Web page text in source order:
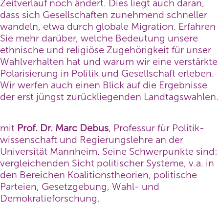
Zeitverlauf noch ändert. Dies liegt auch daran,
dass sich Gesellschaften zunehmend schneller
wandeln, etwa durch globale Migration. Erfahren
Sie mehr darüber, welche Bedeutung unsere
ethnische und religiöse Zugehörigkeit für unser
Wahlverhalten hat und warum wir eine verstärkte
Polarisierung in Politik und Gesellschaft erleben.
Wir werfen auch einen Blick auf die Ergebnisse
der erst jüngst zurückliegenden Landtagswahlen.
mit Prof. Dr. Marc Debus, Professur für Politik­
wissenschaft und Regierungs­lehre an der
Universität Mannheim. Seine Schwerpunkte sind:
vergleich­enden Sicht politischer Systeme, v.a. in
den Bereichen Koalitions­theorien, politische
Parteien, Gesetzgebung, Wahl- und
Demokratieforschung.